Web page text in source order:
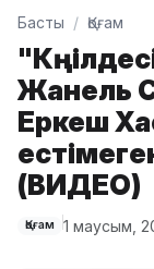
Басты Қоғам
Жанель
Еркеш
(ВИДЕО)
Қоғам 1 маусым,